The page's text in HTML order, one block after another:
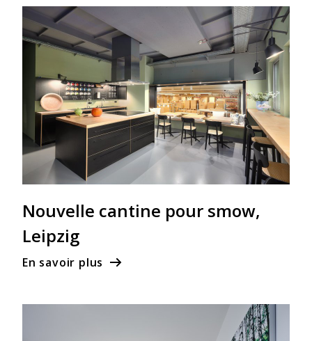
Nouvelle cantine pour smow,
Leipzig
En savoir plus